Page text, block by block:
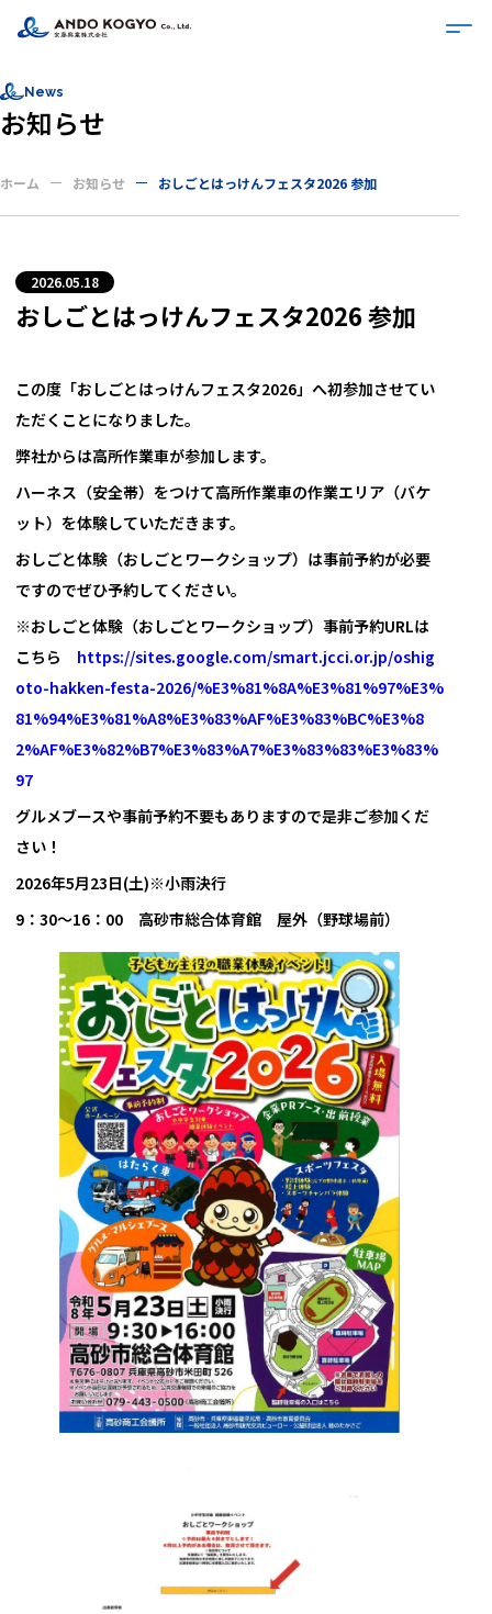
News
お知らせ
ホーム お知らせ おしごとはっけんフェスタ2026 参加
2026.05.18
おしごとはっけんフェスタ2026 参加
この度「おしごとはっけんフェスタ2026」へ初参加させてい
ただくことになりました。
弊社からは高所作業車が参加します。
ハーネス（安全帯）をつけて高所作業車の作業エリア（バケ
ット）を体験していただきます。
おしごと体験（おしごとワークショップ）は事前予約が必要
ですのでぜひ予約してください。
※おしごと体験（おしごとワークショップ）事前予約URLは
こちら https://sites.google.com/smart.jcci.or.jp/oshig
oto-hakken-festa-2026/%E3%81%8A%E3%81%97%E3%
81%94%E3%81%A8%E3%83%AF%E3%83%BC%E3%8
2%AF%E3%82%B7%E3%83%A7%E3%83%83%E3%83%
97
グルメブースや事前予約不要もありますので是非ご参加くだ
さい！
2026年5月23日(土)※小雨決行
9：30～16：00 高砂市総合体育館 屋外（野球場前）